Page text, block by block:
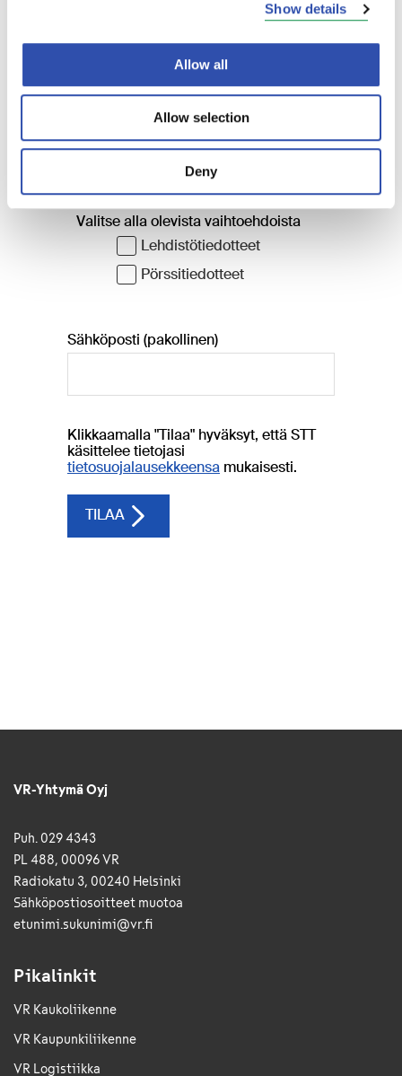
Show details
Allow all
Allow selection
Deny
VR-Yhtymä Oyj
Puh. 029 4343
PL 488, 00096 VR
Radiokatu 3, 00240 Helsinki
Sähkö­posti­osoitteet muotoa
etunimi.sukunimi@vr.fi
Pikalinkit
VR Kaukoliikenne
VR Kaupunkiliikenne
VR Logistiikka